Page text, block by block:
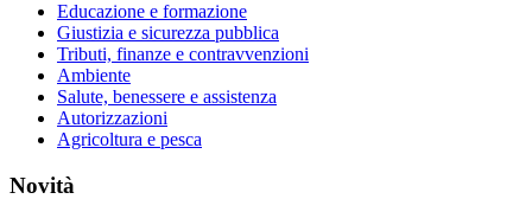
Educazione e formazione
Giustizia e sicurezza pubblica
Tributi, finanze e contravvenzioni
Ambiente
Salute, benessere e assistenza
Autorizzazioni
Agricoltura e pesca
Novità